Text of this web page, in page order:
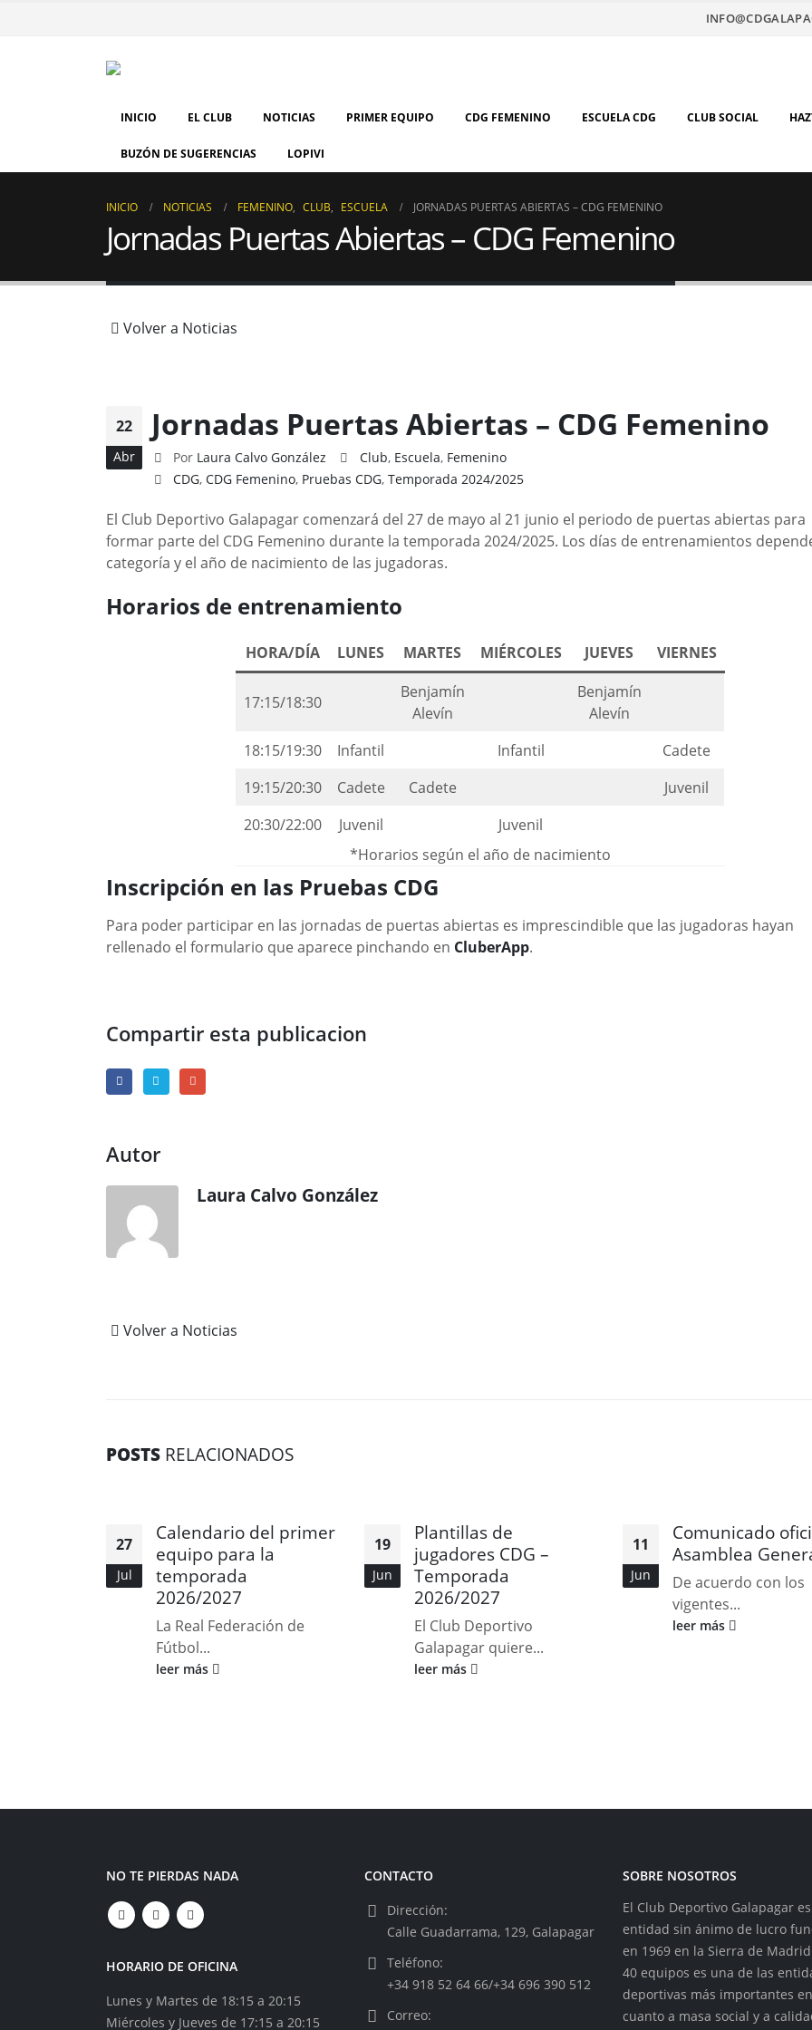
INICIO EL CLUB NOTICIAS PRIMER EQUIPO CDG FEMENINO ESCUELA CDG CLUB SOCIAL
BUZÓN DE SUGERENCIAS LOPIVI
INICIO NOTICIAS FEMENINO, CLUB, ESCUELA JORNADAS PUERTAS ABIERTAS – CDG FEMENINO
Jornadas Puertas Abiertas – CDG Femenino
Volver a Noticias
22
Abr
Jornadas Puertas Abiertas – CDG Femenino
Por Laura Calvo González Club, Escuela, Femenino
CDG,CDG Femenino, Pruebas CDG,Temporada 2024/2025
El Club Deportivo Galapagar comenzará del 27 de mayo al 21 junio el periodo de puertas abiertas para
formar parte del CDG Femenino durante la temporada 2024/2025. Los días de entrenamientos
categoría y el año de nacimiento de las jugadoras.
Horarios de entrenamiento
HORA/DÍA LUNES MARTES MIÉRCOLES JUEVES VIERNES
17:15/18:30
Benjamín
Alevín
Benjamín
Alevín
18:15/19:30
Infantil Infantil
Cadete
19:15/20:30
Cadete Cadete
Juvenil
20:30/22:00
Juvenil
Juvenil
*Horarios según el año de nacimiento
Inscripción en las Pruebas CDG
Para poder participar en las jornadas de puertas abiertas es imprescindible que las jugadoras hayan
rellenado el formulario que aparece pinchando en CluberApp.
Compartir esta publicacion
Autor
Laura Calvo González
Volver a Noticias
POSTS RELACIONADOS
27
Jul
Calendario del primer
equipo para la
temporada
2026/2027
La Real Federación de
Fútbol...
leer más
19
Jun
Plantillas de
jugadores CDG –
Temporada
2026/2027
El Club Deportivo
Galapagar quiere...
leer más
11
Jun
Comunicado
Asamblea
De acuerdo con los
vigentes...
leer más
NO TE PIERDAS NADA
HORARIO DE OFICINA
Lunes y Martes de 18:15 a 20:15
Miércoles y Jueves de 17:15 a 20:15
CONTACTO
Dirección:
Calle Guadarrama, 129, Galapagar
Teléfono:
+34 918 52 64 66/+34 696 390 512
Correo:
SOBRE NOSOTROS
El Club Deportivo Galapagar
entidad sin ánimo de lucro
en 1969 en la Sierra de
40 equipos es una de las
deportivas más importantes en
cuanto a masa social y a